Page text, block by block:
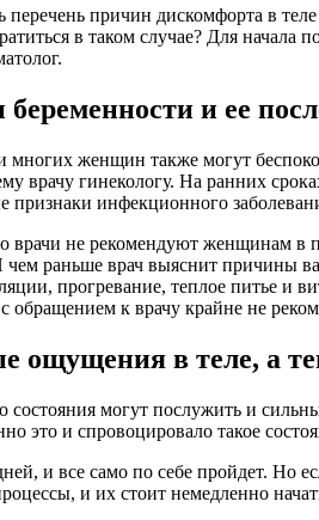
перечень причин дискомфорта в
в таком случае? Для начала
и ее
многих женщин также могут
врачу гинекологу. На ранних
признаки инфекционного
врачи не рекомендуют женщинам в
раньше врач выяснит причины
прогревание, теплое питье и
обращением к врачу крайне не
ощущения в теле, а
состояния могут послужить и
это и спровоцировало такое
и все само по себе пройдет. Но
и их стоит немедленно